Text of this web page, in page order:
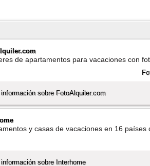
de apartamentos para vacaciones con
información sobre FotoAlquiler.com
y casas de vacaciones en 16 paí­ses
información sobre Interhome